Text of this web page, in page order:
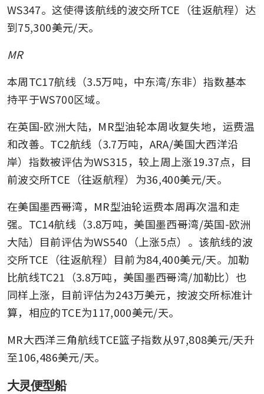
WS347。这使得该航线的波交所TCE（往返航程）达
到75,300美元/天。
MR
本周TC17航线（3.5万吨，中东湾/东非）指数基本
持平于WS700区域。
在英国-欧洲大陆，MR型油轮本周收复失地，运费温
和改善。TC2航线（3.7万吨，ARA/美国大西洋沿
岸）指数被评估为WS315，较上周上涨19.37点，目
前波交所TCE（往返航程）为36,400美元/天。
在美国墨西哥湾，MR型油轮运费本周再次温和走
强。TC14航线（3.8万吨，美国墨西哥湾/英国-欧洲
大陆）目前评估为WS540（上涨5点）。该航线的波
交所TCE（往返航程）目前为84,400美元/天。加勒
比航线TC21（3.8万吨，美国墨西哥湾/加勒比）也
同样上涨，目前评估为243万美元，按波交所标准计
算，相应的TCE为117,000美元/天。
MR大西洋三角航线TCE篮子指数从97,808美元/天升
至106,486美元/天。
大灵便型船